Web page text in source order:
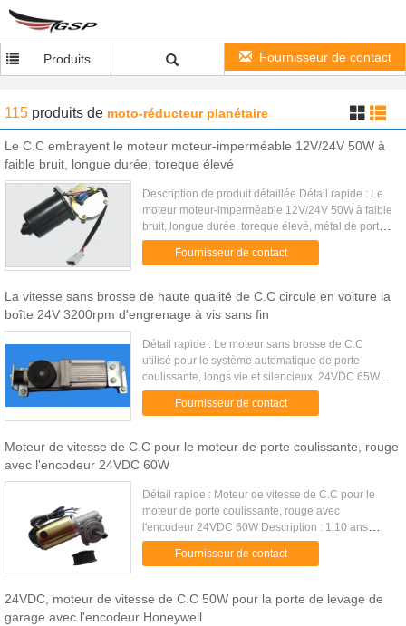
Produits Fournisseur de contact
115 produits de moto-réducteur planétaire
Le C.C embrayent le moteur moteur-imperméable 12V/24V 50W à
faible bruit, longue durée, toreque élevé
Description de produit détaillée Détail rapide : Le
moteur moteur-imperméable 12V/24V 50W à faible
bruit, longue durée, toreque élevé, métal de porte
de garage de C.C embraye, durable Description :
L'aimant ...Fournisseur de contact
La vitesse sans brosse de haute qualité de C.C circule en voiture la
boîte 24V 3200rpm d'engrenage à vis sans fin
Détail rapide : Le moteur sans brosse de C.C
utilisé pour le système automatique de porte
coulissante, longs vie et silencieux, 24VDC 65W,
4200RPM, ceci est le style le plus populaire du
moteur automatique de ...
Fournisseur de contact
Moteur de vitesse de C.C pour le moteur de porte coulissante, rouge
avec l'encodeur 24VDC 60W
Détail rapide : Moteur de vitesse de C.C pour le
moteur de porte coulissante, rouge avec
l'encodeur 24VDC 60W Description : 1,10 ans
d'expérience 2.ISO900, CE diplômée flexibilité
2.Great et capacité d'OEM ...
Fournisseur de contact
24VDC, moteur de vitesse de C.C 50W pour la porte de levage de
garage avec l'encodeur Honeywell